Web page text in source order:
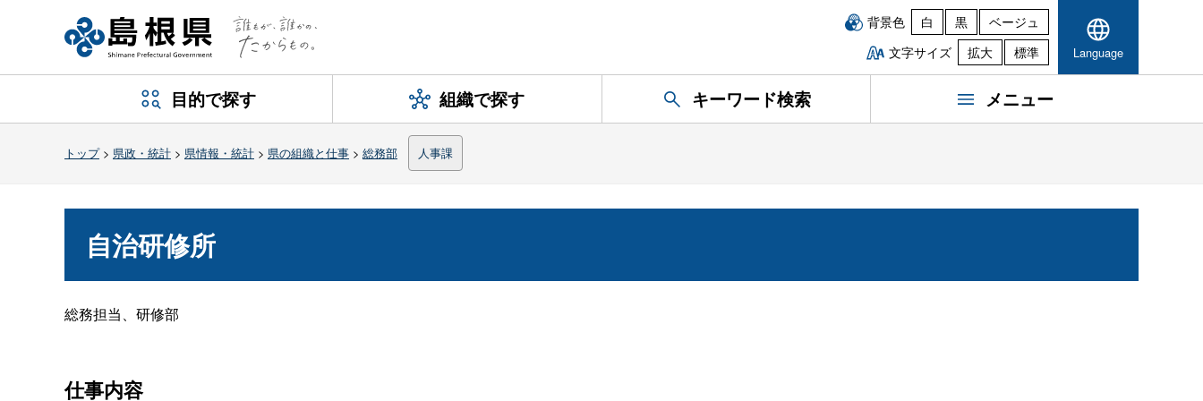
背景色 白 黒
ベージュ
文字サイズ
拡大 標準 Language
目的で探す 組織で探す キーワード検索 メニュー
トップ> 県政・統計 > 県情報・統計 > 県の組織と仕事 > 総務部 人事課
自治研修所
総務担当、研修部
仕事内容